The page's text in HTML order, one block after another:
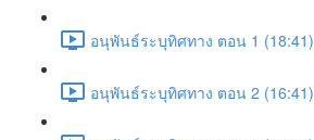
อนุพันธ์ระบุทิศทาง ตอน 1 (18:41)
อนุพันธ์ระบุทิศทาง ตอน 2 (16:41)